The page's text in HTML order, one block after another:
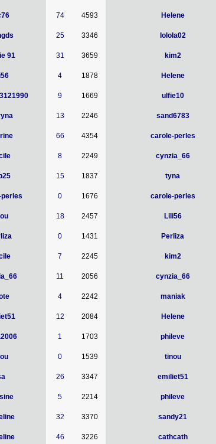
74 4593 Helene
25 3346 lolola02
91 31 3659 kim2
4 1878 Helene
9 1669 ulfie10
13 2246 sand6783
66 4354 carole-perles
8 2249 cynzia_66
15 1837 tyna
0 1676 carole-perles
18 2457 Lili56
0 1431 Perliza
7 2245 kim2
11 2056 cynzia_66
4 2242 maniak
12 2084 Helene
1 1703 phileve
0 1539 tinou
26 3347 emiliet51
5 2214 phileve
32 3370 sandy21
46 3226 cathcath